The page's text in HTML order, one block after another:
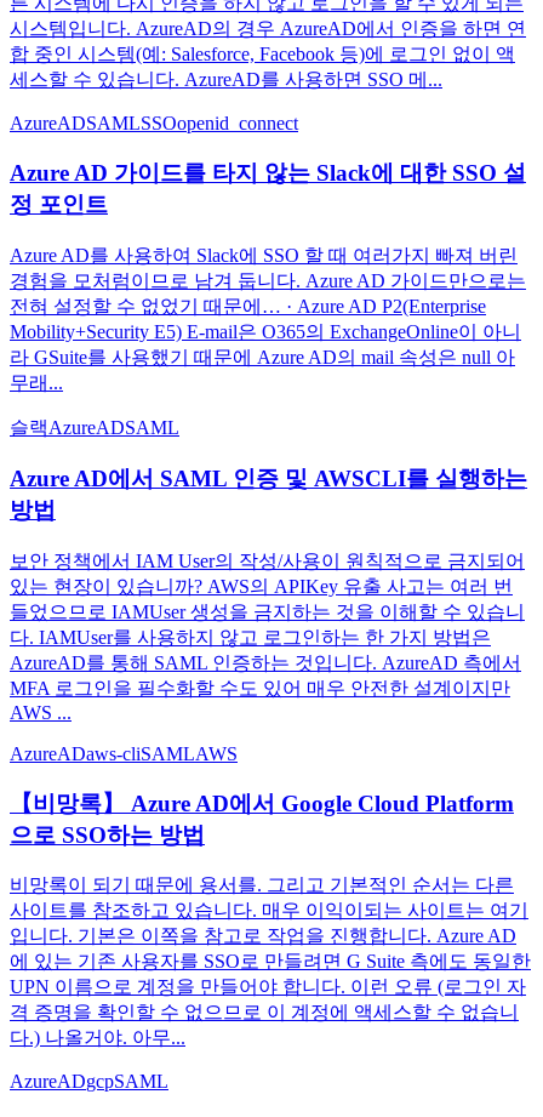
시스템입니다. AzureAD의 경우 AzureAD에서 인증을 하면 연
합 중인 시스템(예: Salesforce, Facebook 등)에 로그인 없이 액
세스할 수 있습니다. AzureAD를 사용하면 SSO 메...
AzureADSAMLSSOopenid_connect
Azure AD 가이드를 타지 않는 Slack에 대한 SSO 설
정 포인트
Azure AD를 사용하여 Slack에 SSO 할 때 여러가지 빠져 버린
경험을 모처럼이므로 남겨 둡니다. Azure AD 가이드만으로는
전혀 설정할 수 없었기 때문에… · Azure AD P2(Enterprise
Mobility+Security E5) E-mail은 O365의 ExchangeOnline이 아니
라 GSuite를 사용했기 때문에 Azure AD의 mail 속성은 null 아
무래...
슬랙AzureADSAML
Azure AD에서 SAML 인증 및 AWSCLI를 실행하는
방법
보안 정책에서 IAM User의 작성/사용이 원칙적으로 금지되어
있는 현장이 있습니까? AWS의 APIKey 유출 사고는 여러 번
들었으므로 IAMUser 생성을 금지하는 것을 이해할 수 있습니
다. IAMUser를 사용하지 않고 로그인하는 한 가지 방법은
AzureAD를 통해 SAML 인증하는 것입니다. AzureAD 측에서
MFA 로그인을 필수화할 수도 있어 매우 안전한 설계이지만
AWS ...
AzureADaws-cliSAMLAWS
【비망록】 Azure AD에서 Google Cloud Platform
으로 SSO하는 방법
비망록이 되기 때문에 용서를. 그리고 기본적인 순서는 다른
사이트를 참조하고 있습니다. 매우 이익이되는 사이트는 여기
입니다. 기본은 이쪽을 참고로 작업을 진행합니다. Azure AD
에 있는 기존 사용자를 SSO로 만들려면 G Suite 측에도 동일한
UPN 이름으로 계정을 만들어야 합니다. 이런 오류 (로그인 자
격 증명을 확인할 수 없으므로 이 계정에 액세스할 수 없습니
다.) 나올거야. 아무...
AzureADgcpSAML